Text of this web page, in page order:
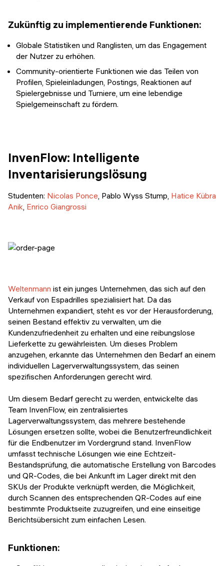
Zukünftig zu implementierende Funktionen:
Globale Statistiken und Ranglisten, um das Engagement
der Nutzer zu erhöhen.
Community-orientierte Funktionen wie das Teilen von
Profilen, Spieleinladungen, Postings, Reaktionen auf
Spielergebnisse und Turniere, um eine lebendige
Spielgemeinschaft zu fördern.
InvenFlow: Intelligente
Inventarisierungslösung
Studenten: Nicolas Ponce , Pablo Wyss Stump, Hatice Kübra
Anik Enrico Giangrossi
Weltenmann ist ein junges Unternehmen, das sich auf den
Verkauf von Espadrilles spezialisiert hat. Da das
Unternehmen expandiert, steht es vor der Herausforderung,
seinen Bestand effektiv zu verwalten, um die
Kundenzufriedenheit zu erhalten und eine reibungslose
Lieferkette zu gewährleisten. Um dieses Problem
anzugehen, erkannte das Unternehmen den Bedarf an einem
individuellen Lagerverwaltungssystem, das seinen
spezifischen Anforderungen gerecht wird.
Um diesem Bedarf gerecht zu werden, entwickelte das
Team InvenFlow, ein zentralisiertes
Lagerverwaltungssystem, das mehrere bestehende
Lösungen ersetzen sollte, wobei die Benutzerfreundlichkeit
für die Endbenutzer im Vordergrund stand. InvenFlow
umfasst technische Lösungen wie eine Echtzeit-
Bestandsprüfung, die automatische Erstellung von Barcodes
und QR-Codes, die bei Ankunft im Lager direkt mit den
SKUs der Produkte verknüpft werden, die Möglichkeit,
durch Scannen des entsprechenden QR-Codes auf eine
bestimmte Produktseite zuzugreifen, und eine einseitige
Berichtsübersicht zum einfachen Lesen.
Funktionen: